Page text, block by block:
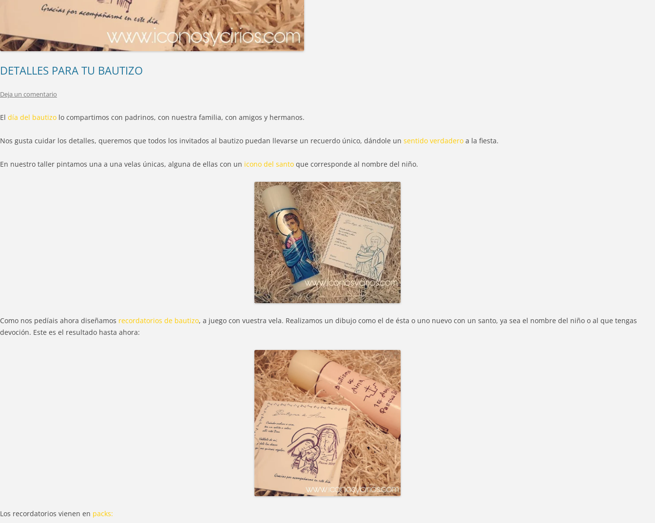
DETALLES PARA TU BAUTIZO
Deja un comentario
El día del bautizo lo compartimos con padrinos, con nuestra familia, con amigos y hermanos.
Nos gusta cuidar los detalles, queremos que todos los invitados al bautizo puedan llevarse un recuerdo único, dándole un sentido verdadero a la fiesta.
En nuestro taller pintamos una a una velas únicas, alguna de ellas con un icono del santo que corresponde al nombre del niño.
Como nos pedíais ahora diseñamos recordatorios de bautizo, a juego con vuestra vela. Realizamos un dibujo como el de ésta o uno nuevo con un santo, ya sea el nombre del niño o al que tengas
devoción. Este es el resultado hasta ahora:
Los recordatorios vienen en packs: